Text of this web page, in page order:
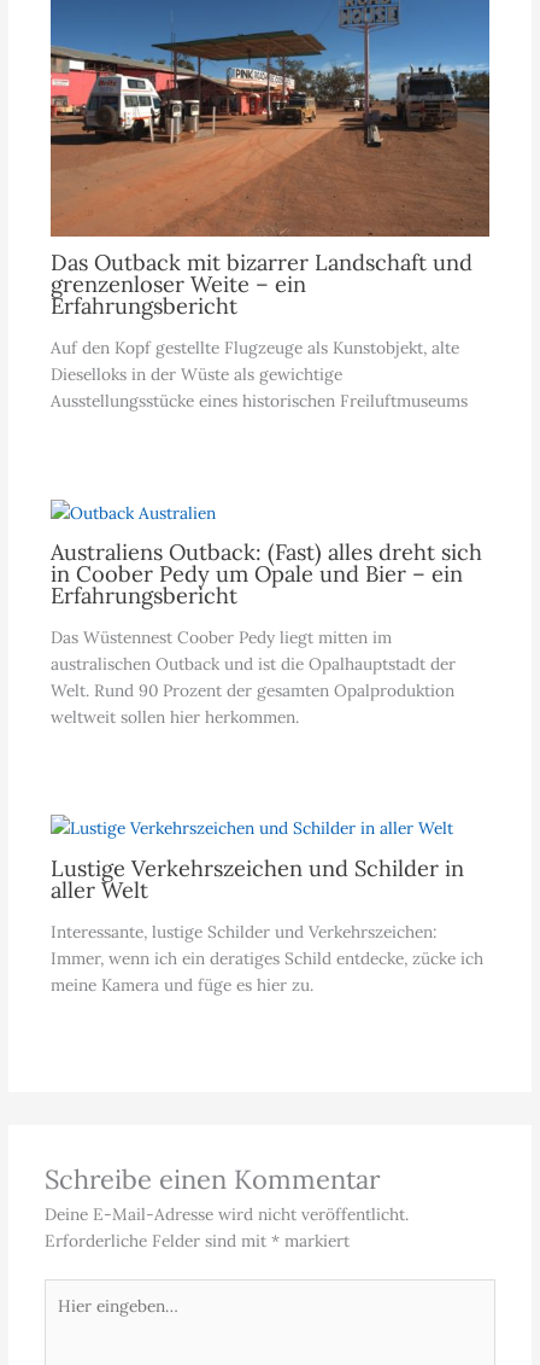
Das Outback mit bizarrer Landschaft und
grenzenloser Weite – ein
Erfahrungsbericht
Auf den Kopf gestellte Flugzeuge als Kunstobjekt, alte
Dieselloks in der Wüste als gewichtige
Ausstellungsstücke eines historischen Freiluftmuseums
Australiens Outback: (Fast) alles dreht sich
in Coober Pedy um Opale und Bier – ein
Erfahrungsbericht
Das Wüstennest Coober Pedy liegt mitten im
australischen Outback und ist die Opalhauptstadt der
Welt. Rund 90 Prozent der gesamten Opalproduktion
weltweit sollen hier herkommen.
Lustige Verkehrszeichen und Schilder in
aller Welt
Interessante, lustige Schilder und Verkehrszeichen:
Immer, wenn ich ein deratiges Schild entdecke, zücke ich
meine Kamera und füge es hier zu.
Schreibe einen Kommentar
Deine E-Mail-Adresse wird nicht veröffentlicht.
Erforderliche Felder sind mit *markiert
eingeben…